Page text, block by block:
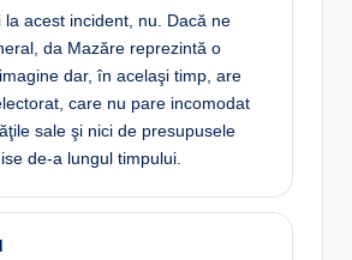
la acest incident, nu. Dacă ne
da Mazăre reprezintă o
dar, în acelaşi timp, are
care nu pare incomodat
sale şi nici de presupusele
de-a lungul timpului.